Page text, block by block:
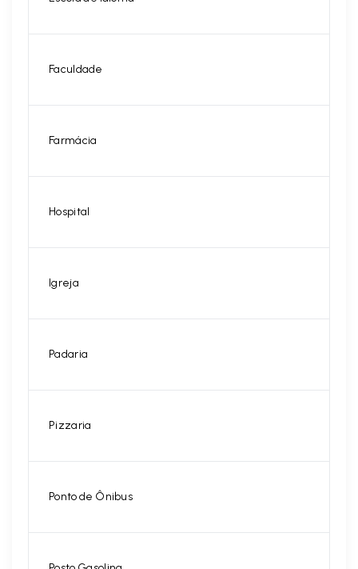
Faculdade
Farmácia
Hospital
Igreja
Padaria
Pizzaria
Ponto de Ônibus